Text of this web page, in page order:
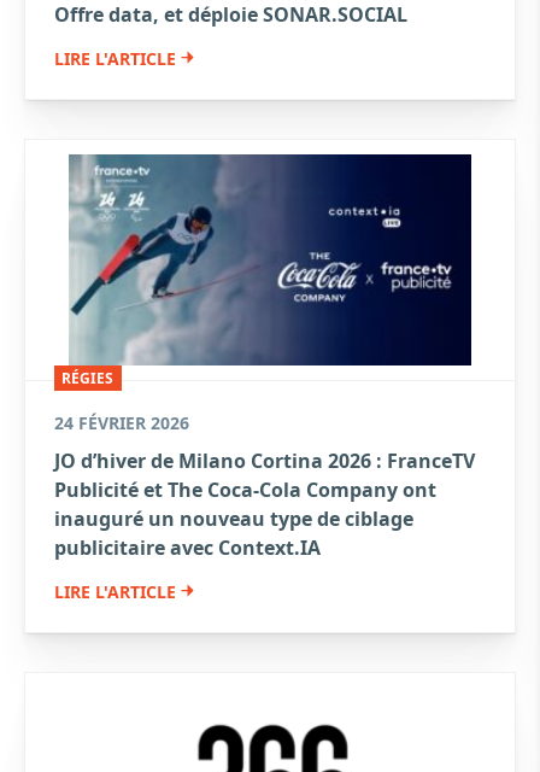
Offre data, et déploie SONAR.SOCIAL
LIRE L'ARTICLE
RÉGIES
24 FÉVRIER 2026
JO d’hiver de Milano Cortina 2026 : FranceTV
Publicité et The Coca-Cola Company ont
inauguré un nouveau type de ciblage
publicitaire avec Context.IA
LIRE L'ARTICLE